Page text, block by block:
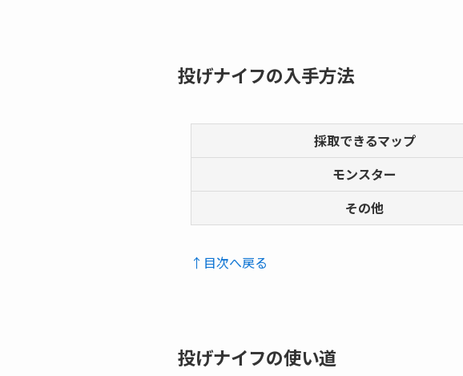
投げナイフの入手方法
採取できるマップ
モンスター
その他
↑目次へ戻る
投げナイフの使い道